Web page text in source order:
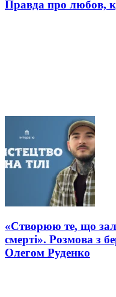
Правда про любов,
«Створюю те, що
смерті». Розмова з
Олегом Руденко